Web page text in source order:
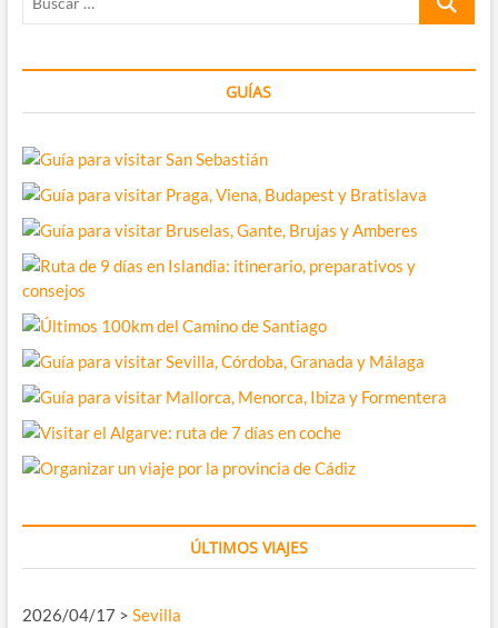
GUÍAS
ÚLTIMOS VIAJES
2026/04/17 > Sevilla